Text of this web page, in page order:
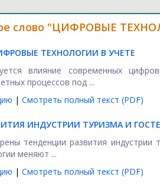
слово "ЦИФРОВЫЕ
ТЕХНОЛОГИИ В УЧЕТЕ
влияние современных
процессов под ...
| Смотреть полный текст (PDF)
ИНДУСТРИИ ТУРИЗМА И
тенденции развития
меняют ...
| Смотреть полный текст (PDF)